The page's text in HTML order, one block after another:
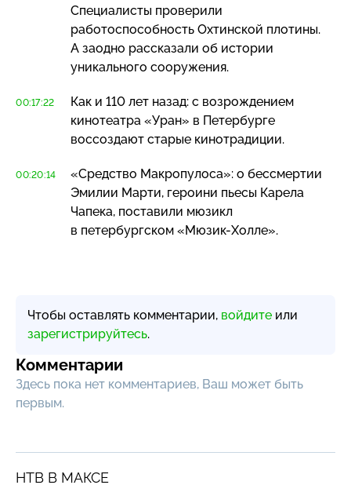
Специалисты проверили
работоспособность Охтинской плотины.
А заодно рассказали об истории
уникального сооружения.
00:17:22
Как и 110 лет назад: с возрождением
кинотеатра «Уран» в Петербурге
воссоздают старые кинотрадиции.
00:20:14
«Средство Макропулоса»: о бессмертии
Эмилии Марти, героини пьесы Карела
Чапека, поставили мюзикл
в петербургском «Мюзик-Холле».
Чтобы оставлять комментарии, войдите или
зарегистрируйтесь.
Комментарии
Здесь пока нет комментариев, Ваш может быть
первым.
НТВ В МАКСЕ